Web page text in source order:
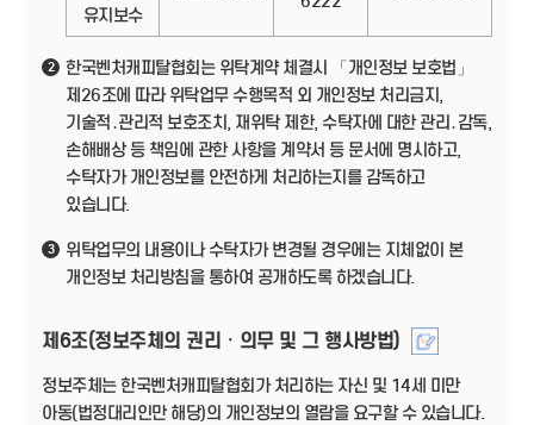
유지보수
2
한국벤처캐피탈협회는 위탁계약 체결시 「개인정보 보호법」
제26조에 따라 위탁업무 수행목적 외 개인정보 처리금지,
기술적․관리적 보호조치, 재위탁 제한, 수탁자에 대한 관리․감독,
손해배상 등 책임에 관한 사항을 계약서 등 문서에 명시하고,
수탁자가 개인정보를 안전하게 처리하는지를 감독하고
있습니다.
3
위탁업무의 내용이나 수탁자가 변경될 경우에는 지체없이 본
개인정보 처리방침을 통하여 공개하도록 하겠습니다.
제6조(정보주체의 권리ㆍ의무 및 그 행사방법)
정보주체는 한국벤처캐피탈협회가 처리하는 자신 및 14세 미만
아동(법정대리인만 해당)의 개인정보의 열람을 요구할 수 있습니다.